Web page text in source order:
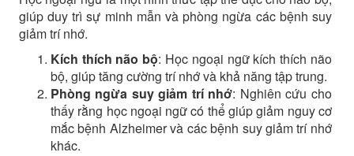
giúp duy trì sự minh mẫn và phòng ngừa các bệnh suy
giảm trí nhớ.
Kích thích não bộ: Học ngoại ngữ kích thích não
bộ, giúp tăng cường trí nhớ và khả năng tập trung.
Phòng ngừa suy giảm trí nhớ: Nghiên cứu cho
thấy rằng học ngoại ngữ có thể giúp giảm nguy cơ
mắc bệnh Alzheimer và các bệnh suy giảm trí nhớ
khác.